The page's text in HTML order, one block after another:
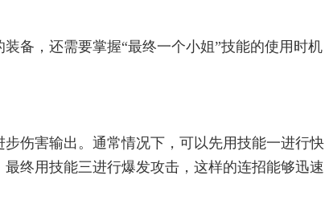
备，还需要掌握“最终一个小姐”技能的使用时机
伤害输出。通常情况下，可以先用技能一进行快
终用技能三进行爆发攻击，这样的连招能够迅速